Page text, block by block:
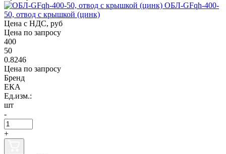
ОБЛ-GFqh-400-
50, отвод с крышкой (цинк)
Цена с НДС, руб
Цена по запросу
400
50
0.8246
Цена по запросу
Бренд
ЕКА
Ед.изм.:
шт
-
+